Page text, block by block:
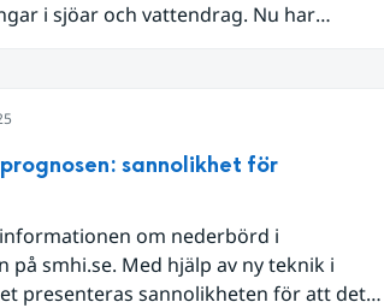
i sjöar och vattendrag. Nu har
sannolikhet för
om nederbörd i
på smhi.se. Med hjälp av ny teknik i
presenteras sannolikheten för att det